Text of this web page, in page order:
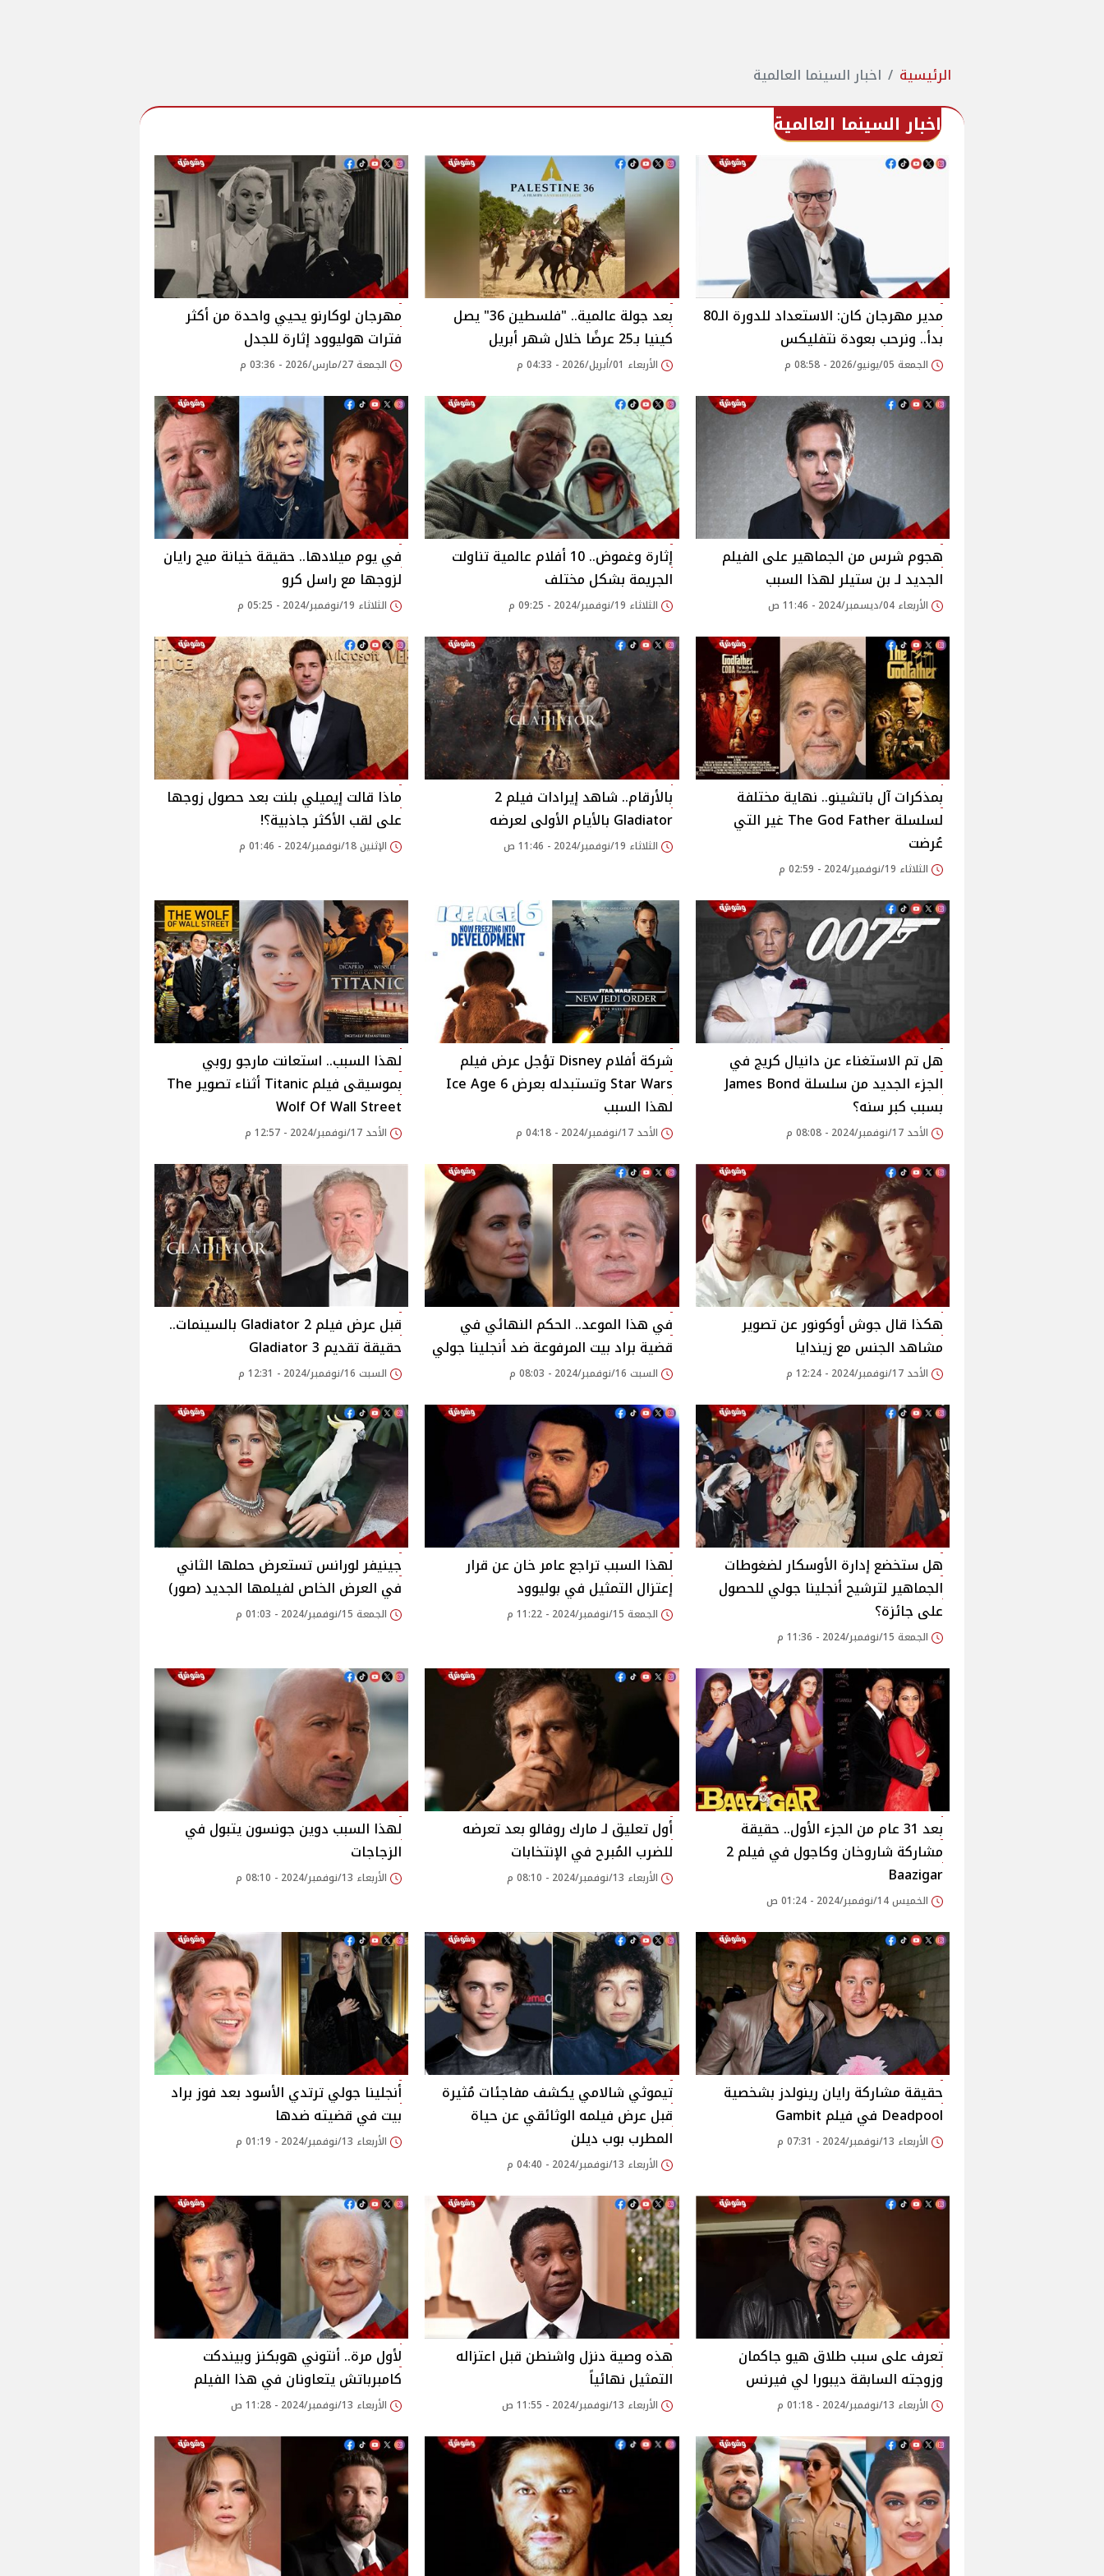
الرئيسية اخبار السينما العالمية
اخبار السينما العالمية
مدير مهرجان كان: الاستعداد للدورة الـ80
بدأ.. ونرحب بعودة نتفليكس
الجمعة 05/يونيو/2026 - 08:58 م
بعد جولة عالمية.. "فلسطين 36" يصل
كينيا بـ25 عرضًا خلال شهر أبريل
الأربعاء 01/أبريل/2026 - 04:33 م
مهرجان لوكارنو يحيي واحدة من أكثر
فترات هوليوود إثارة للجدل
الجمعة 27/مارس/2026 - 03:36 م
هجوم شرس من الجماهير على الفيلم
الجديد لـ بن ستيلر لهذا السبب
الأربعاء 04/ديسمبر/2024 - 11:46 ص
إثارة وغموض.. 10 أفلام عالمية تناولت
الجريمة بشكل مختلف
الثلاثاء 19/نوفمبر/2024 - 09:25 م
في يوم ميلادها.. حقيقة خيانة ميج رايان
لزوجها مع راسل كرو
الثلاثاء 19/نوفمبر/2024 - 05:25 م
بمذكرات آل باتشينو.. نهاية مختلفة
لسلسلة The God Father غير التي
عُرضت
الثلاثاء 19/نوفمبر/2024 - 02:59 م
بالأرقام.. شاهد إيرادات فيلم 2
Gladiator بالأيام الأولى لعرضه
الثلاثاء 19/نوفمبر/2024 - 11:46 ص
ماذا قالت إيميلي بلنت بعد حصول زوجها
على لقب الأكثر جاذبية؟!
الإثنين 18/نوفمبر/2024 - 01:46 م
هل تم الاستغناء عن دانيال كريج في
الجزء الجديد من سلسلة James Bond
بسبب كبر سنه؟
الأحد 17/نوفمبر/2024 - 08:08 م
شركة أفلام Disney تؤجل عرض فيلم
Star Wars وتستبدله بعرض Ice Age 6
لهذا السبب
الأحد 17/نوفمبر/2024 - 04:18 م
لهذا السبب.. استعانت مارجو روبي
بموسيقى فيلم Titanic أثناء تصوير The
Wolf Of Wall Street
الأحد 17/نوفمبر/2024 - 12:57 م
هكذا قال جوش أوكونور عن تصوير
مشاهد الجنس مع زيندايا
الأحد 17/نوفمبر/2024 - 12:24 م
في هذا الموعد.. الحكم النهائي في
قضية براد بيت المرفوعة ضد أنجلينا جولي
السبت 16/نوفمبر/2024 - 08:03 م
قبل عرض فيلم Gladiator 2 بالسينمات..
حقيقة تقديم 3 Gladiator
السبت 16/نوفمبر/2024 - 12:31 م
هل ستخضع إدارة الأوسكار لضغوطات
الجماهير لترشيح أنجلينا جولي للحصول
على جائزة؟
الجمعة 15/نوفمبر/2024 - 11:36 م
لهذا السبب تراجع عامر خان عن قرار
إعتزال التمثيل في بوليوود
الجمعة 15/نوفمبر/2024 - 11:22 م
جينيفر لورانس تستعرض حملها الثاني
في العرض الخاص لفيلمها الجديد (صور)
الجمعة 15/نوفمبر/2024 - 01:03 م
بعد 31 عام من الجزء الأول.. حقيقة
مشاركة شاروخان وكاجول في فيلم 2
Baazigar
الخميس 14/نوفمبر/2024 - 01:24 ص
أول تعليق لـ مارك روفالو بعد تعرضه
للضرب المُبرح في الإنتخابات
الأربعاء 13/نوفمبر/2024 - 08:10 م
لهذا السبب دوين جونسون يتبول في
الزجاجات
الأربعاء 13/نوفمبر/2024 - 08:10 م
حقيقة مشاركة رايان رينولدز بشخصية
Deadpool في فيلم Gambit
الأربعاء 13/نوفمبر/2024 - 07:31 م
تيموثي شالامي يكشف مفاجئات مُثيرة
قبل عرض فيلمه الوثائقي عن حياة
المطرب بوب ديلن
الأربعاء 13/نوفمبر/2024 - 04:40 م
أنجلينا جولي ترتدي الأسود بعد فوز براد
بيت في قضيته ضدها
الأربعاء 13/نوفمبر/2024 - 01:19 م
تعرف على سبب طلاق هيو جاكمان
وزوجته السابقة ديبورا لي فيرنس
الأربعاء 13/نوفمبر/2024 - 01:18 م
هذه وصية دنزل واشنطن قبل اعتزاله
التمثيل نهائياً
الأربعاء 13/نوفمبر/2024 - 11:55 ص
لأول مرة.. أنتوني هوبكنز وبيندكت
كامبرباتش يتعاونان في هذا الفيلم
الأربعاء 13/نوفمبر/2024 - 11:28 ص